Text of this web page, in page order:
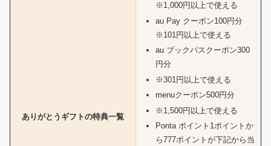
ありがとうギフトの特典一覧
※1,000円以上で使える
au Pay クーポン100円分
※101円以上で使える
au ブックパスクーポン300
円分
※301円以上で使える
menuクーポン500円分
※1,500円以上で使える
Ponta ポイント1ポイントか
ら777ポイントが下記から当